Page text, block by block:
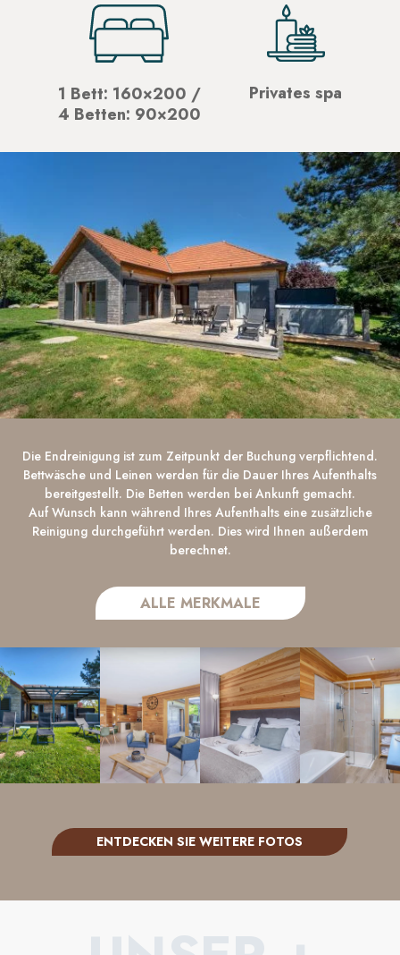
1 Bett: 160×200 /
4 Betten: 90×200
Privates spa
Die Endreinigung ist zum Zeitpunkt der Buchung verpflichtend.
Bettwäsche und Leinen werden für die Dauer Ihres Aufenthalts
bereitgestellt. Die Betten werden bei Ankunft gemacht.
Auf Wunsch kann während Ihres Aufenthalts eine zusätzliche
Reinigung durchgeführt werden. Dies wird Ihnen außerdem
berechnet.
ALLE MERKMALE
ENTDECKEN SIE WEITERE FOTOS